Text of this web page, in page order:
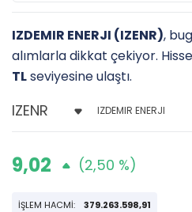
IZDEMIR ENERJI (IZENR),
alımlarla dikkat çekiyor.
TLseviyesine ulaştı.
IZDEMIR ENERJI
9,02 (2,50 %)
İŞLEM HACMİ: 379.263.598,91